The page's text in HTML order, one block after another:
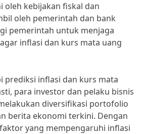
oleh kebijakan fiskal dan
oleh pemerintah dan bank
pemerintah untuk menjaga
inflasi dan kurs mata uang
prediksi inflasi dan kurs mata
para investor dan pelaku bisnis
diversifikasi portofolio
berita ekonomi terkini. Dengan
yang mempengaruhi inflasi